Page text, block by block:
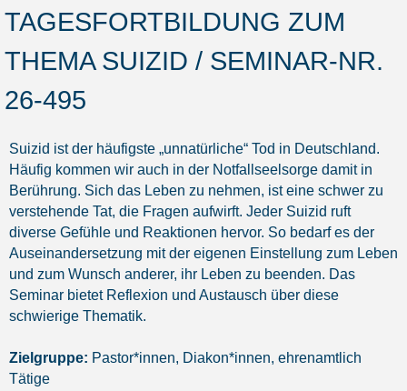
TAGESFORTBILDUNG ZUM
THEMA SUIZID / SEMINAR-NR.
26-495
Suizid ist der häufigste „unnatürliche“ Tod in Deutschland.
Häufig kommen wir auch in der Notfallseelsorge damit in
Berührung. Sich das Leben zu nehmen, ist eine schwer zu
verstehende Tat, die Fragen aufwirft. Jeder Suizid ruft
diverse Gefühle und Reaktionen hervor. So bedarf es der
Auseinandersetzung mit der eigenen Einstellung zum Leben
und zum Wunsch anderer, ihr Leben zu beenden. Das
Seminar bietet Reflexion und Austausch über diese
schwierige Thematik.
Zielgruppe: Pastor*innen, Diakon*innen, ehrenamtlich
Tätige